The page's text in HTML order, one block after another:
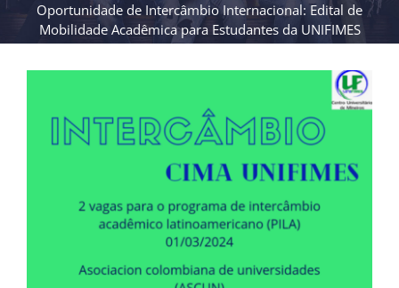
Oportunidade de Intercâmbio Internacional: Edital de
Mobilidade Acadêmica para Estudantes da UNIFIMES
Image